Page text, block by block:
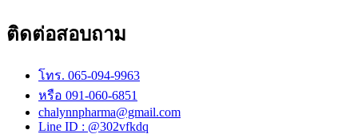
ติดต่อสอบถาม
โทร. 065-094-9963
หรือ 091-060-6851
chalynnpharma@gmail.com
Line ID : @302vfkdq